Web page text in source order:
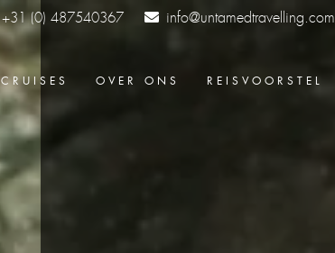
+31 (0) 487540367 info@untamedtravelling.com
CRUISES OVER ONS REISVOORSTEL